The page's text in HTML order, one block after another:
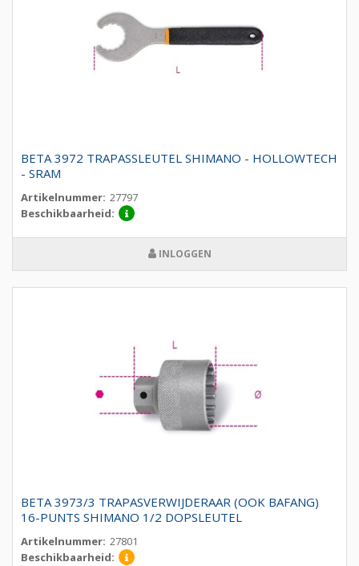
BETA 3972 TRAPASSLEUTEL SHIMANO - HOLLOWTECH
- SRAM
Artikelnummer: 27797
Beschikbaarheid:
INLOGGEN
BETA 3973/3 TRAPASVERWIJDERAAR (OOK BAFANG)
16-PUNTS SHIMANO 1/2 DOPSLEUTEL
Artikelnummer: 27801
Beschikbaarheid: